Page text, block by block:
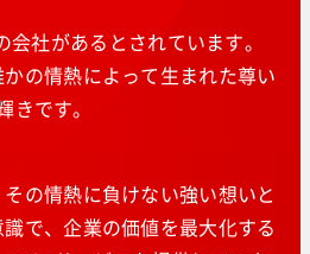
社があるとされています。
の情熱によって生まれた尊い
きです。
の情熱に負けない強い想いと
で、企業の価値を最大化する